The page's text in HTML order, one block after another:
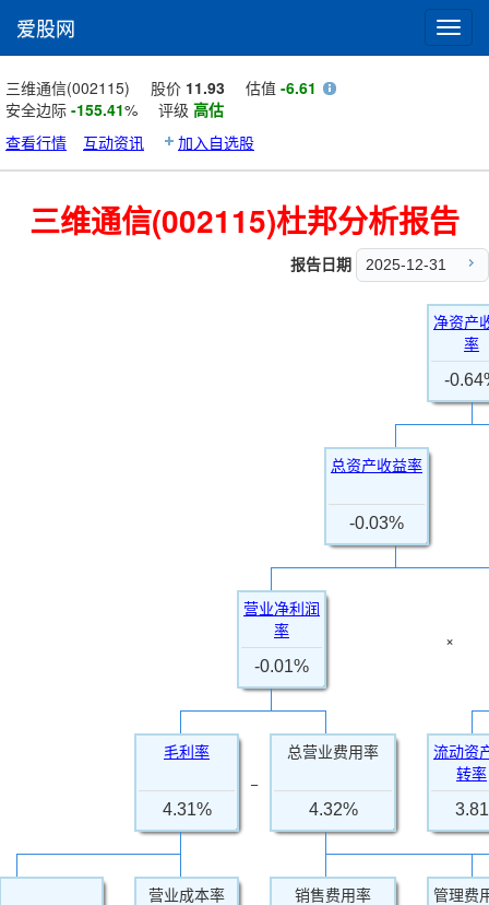
爱股网
三维通信(002115) 股价 11.93 估值 -6.61
安全边际 -155.41% 评级 高估
查看行情
互动资讯 加入自选股
三维通信(002115)杜邦分析报告
报告日期 2025-12-31
净资产
率
-
总资产收益率
-0.03%
营业净利润
率
-0.01%
×
毛利率
4.31%
−
总营业费用率
4.32%
流动资
转率
3.81
营业成本率 销售费用率 管理费